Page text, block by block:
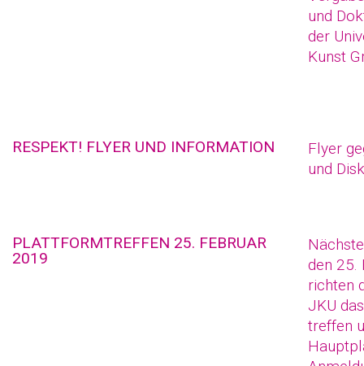
und
der
Kunst
RESPEKT! FLYER UND INFORMATION
Flyer
und
PLATTFORMTREFFEN 25. FEBRUAR
2019
den 25.
richten
JKU
treffen